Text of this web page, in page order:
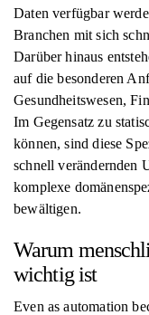
Daten verfügbar
Branchen mit sich
Darüber hinaus
auf die besonderen
Gesundheitswesen,
Im Gegensatz zu
können, sind diese
schnell verändernden
komplexe
bewältigen.
Warum
wichtig ist
Even as automation